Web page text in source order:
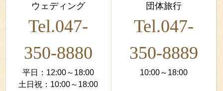
ウェディング
Tel.047-
350-8880
平日：12:00～18:00
土日祝：10:00～18:00
団体旅行
Tel.047-
350-8889
10:00～18:00